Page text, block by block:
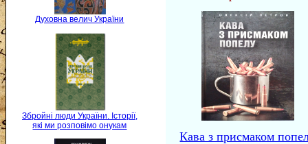
Духовна велич України
Збройні люди України. Історії,
які ми розповімо онукам
Кава з присмаком